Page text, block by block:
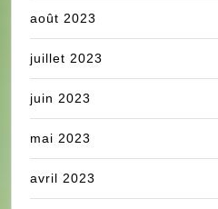
août 2023
juillet 2023
juin 2023
mai 2023
avril 2023